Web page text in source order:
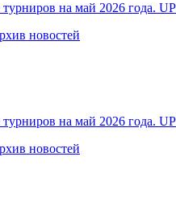
турниров на май 2026 года.
новостей
турниров на май 2026 года.
новостей